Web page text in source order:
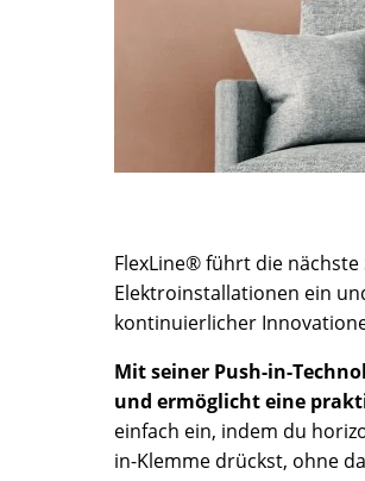
FlexLine® führt die
Elektroinstallationen ein
kontinuierlicher
Mit seiner Push-in-
und ermöglicht eine
einfach ein, indem du
in-Klemme drückst, ohne